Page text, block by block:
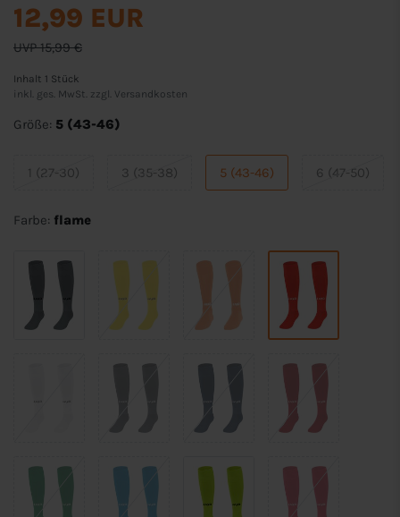
UVP 15,99 €
12,99 EUR
Inhalt 1 Stück
inkl. ges. MwSt. zzgl.
Versandkosten
Größe: 5 (43-46)
1 (27-30) 3 (35-38) 5 (43-46) 6 (47-50)
Farbe: flame